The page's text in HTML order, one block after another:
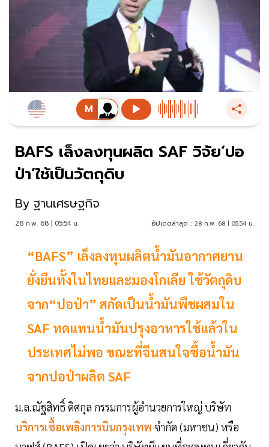
BAFS เล็งลงทุนผลิต SAF วิจัย‘ปอ
ป่า’ใช้เป็นวัตถุดิบ
By ฐานเศรษฐกิจ
28 ก.พ. 68 | 05:54 น. อัปเดตล่าสุด : 28 ก.พ. 68 | 05:54 น.
“BAFS” เล็งลงทุนผลิตนํ้ามันอากาศยาน
ยั่งยืนทั้งในไทยและมองโกเลีย ใช้วัตถุดิบ
จาก“ปอป่า” สกัดเป็นนํ้ามันพืชผสมใน
SAF ทดแทนนํ้ามันปรุงอาหารใช้แล้วใน
ประเทศไม่พอ ขณะที่จีนสนใจซื้อนํ้ามัน
จากปอป่าผลิต SAF
ม.ล.ณัฐสิทธิ์ ดิศกุล กรรมการผู้อำนวยการใหญ่ บริษัท
บริการเชื้อเพลิงการบินกรุงเทพ จำกัด (มหาชน) หรือ